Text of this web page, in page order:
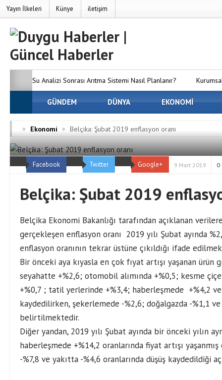
Yayın İlkeleri Künye iletişim
Su Analizi Sonrası Arıtma Sistemi Nasıl Planlanır?
SEO’nun Önemi Neden Artıyor? MC Server Kirala
Firmaları Osmaniye Evden Eve Nakliyat — Osmaniye’de
ve Hasarsız Taşıyoruz
GÜNDEM DÜNYA EKONOMİ
» Ekonomi » Belçika: Şubat 2019 enflasyon oranı
Facebook Twitter Google+ 9 Mart 2019 0
Belçika: Şubat 2019
Belçika Ekonomi Bakanlığı tarafından açıklanan
gerçekleşen enflasyon oranı 2019 yılı Şubat ayında
enflasyon oranının tekrar üstüne çıkıldığı ifade
Bir önceki aya kıyasla en çok fıyat artışı yaşanan ürün
seyahatte +%2,6; otomobil alımında +%0,5; kesme
+%0,7 ; tatil yerlerinde +%3,4; haberleşmede +%4,2
kaydedilirken, şekerlemede -%2,6; doğalgazda -%1,1
belirtilmektedir.
Diğer yandan, 2019 yılı Şubat ayında bir önceki yılın
haberleşmede +%14,2 oranlarında fiyat artışı
-%7,8 ve yakıtta -%4,6 oranlarında düşüş kaydedildiği